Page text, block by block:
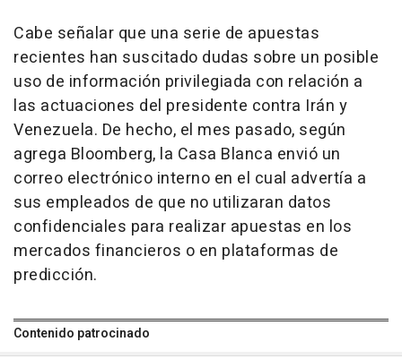
Cabe señalar que una serie de apuestas
recientes han suscitado dudas sobre un posible
uso de información privilegiada con relación a
las actuaciones del presidente contra Irán y
Venezuela. De hecho, el mes pasado, según
agrega Bloomberg, la Casa Blanca envió un
correo electrónico interno en el cual advertía a
sus empleados de que no utilizaran datos
confidenciales para realizar apuestas en los
mercados financieros o en plataformas de
predicción.
Contenido patrocinado